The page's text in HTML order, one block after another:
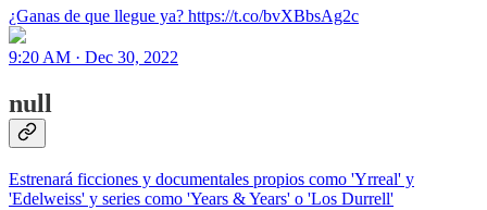
¿Ganas de que llegue ya? https://t.co/bvXBbsAg2c
9:20 AM · Dec 30, 2022
null
Estrenará ficciones y documentales propios como 'Yrreal' y
'Edelweiss' y series como 'Years & Years' o 'Los Durrell'